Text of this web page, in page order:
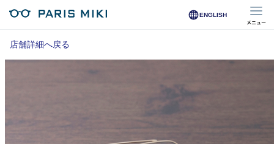
ENGLISH
メニュー
マイページ
オンラインショップ会員
※オンラインで会員登録された方
店舗詳細へ戻る